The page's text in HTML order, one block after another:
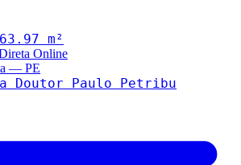
63.97 m²
Online
— PE
Doutor Paulo Petribu